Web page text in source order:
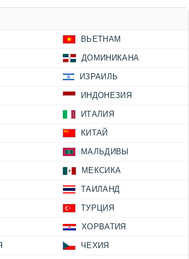
ВЬЕТНАМ
ДОМИНИКАНА
ИЗРАИЛЬ
ИНДОНЕЗИЯ
ИТАЛИЯ
КИТАЙ
МАЛЬДИВЫ
МЕКСИКА
ТАИЛАНД
ТУРЦИЯ
ХОРВАТИЯ
ЧЕХИЯ